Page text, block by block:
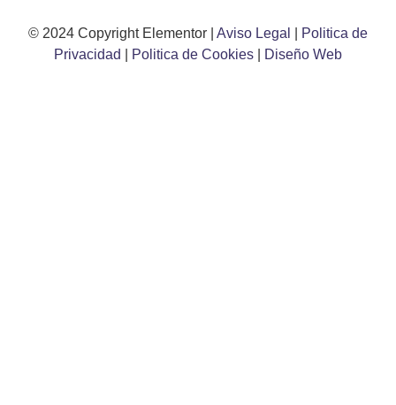
© 2024 Copyright Elementor | Aviso Legal
Politica de
Privacidad
Politica de Cookies Diseño Web